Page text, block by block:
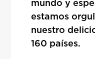
mundo y
estamos
nuestro
160 países.